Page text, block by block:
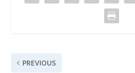
PREVIOUS